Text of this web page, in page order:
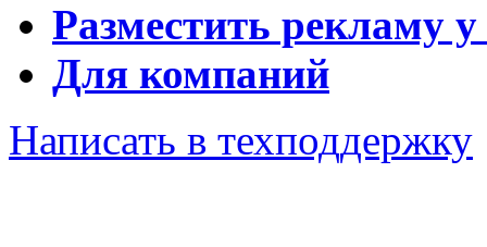
Разместить рекламу у
Для компаний
Написать в техподдержку